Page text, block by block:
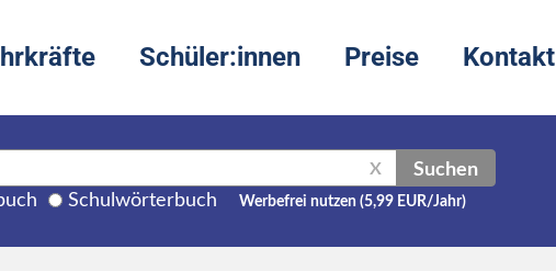
Schüler:innen Preise Kontakt
X Suchen
Schulwörterbuch Werbefrei nutzen (5,99 EUR/Jahr)